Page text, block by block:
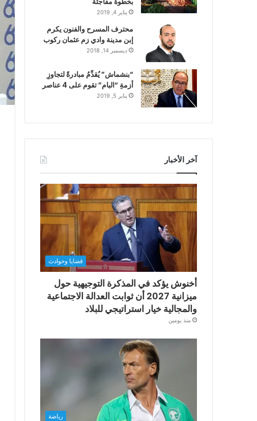
يناير 4, 2019
محترف المسرح والفنون يكرم
إبن مدينة وادي زم عثمان ركوب
ديسمبر 14, 2018
“بنشماش” يُقدِّمُ مبادرةً لتجاوزِ
أزمةِ “البام” تقوم على 4 عناصر
يناير 5, 2019
آخر الأخبار
قضايا وحوادث
أخنوش يؤكد في المذكرة التوجيهية حول
ميزانية 2027 أن ثوابت العدالة الاجتماعية
والمجالية خيار استراتيجي للبلاد
منذ يومين
رياضة